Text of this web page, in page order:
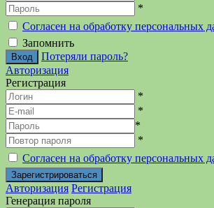
*
Согласен на обработку персональных
Запомнить
Потеряли пароль?
Авторизация
Регистрация
*
*
*
*
Согласен на обработку персональных
Авторизация Регистрация
Генерация пароля